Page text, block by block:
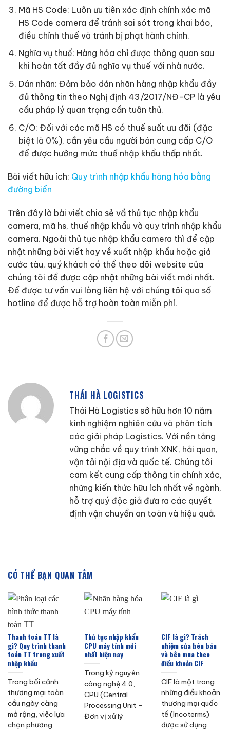
Mã HS Code: Luôn ưu tiên xác định chính xác mã
HS Code camera để tránh sai sót trong khai báo,
điều chỉnh thuế và tránh bị phạt hành chính.
Nghĩa vụ thuế: Hàng hóa chỉ được thông quan sau
khi hoàn tất đầy đủ nghĩa vụ thuế với nhà nước.
Dán nhãn: Đảm bảo dán nhãn hàng nhập khẩu đầy
đủ thông tin theo Nghị định 43/2017/NĐ-CP là yêu
cầu pháp lý quan trọng cần tuân thủ.
C/O: Đối với các mã HS có thuế suất ưu đãi (đặc
biệt là 0%), cần yêu cầu người bán cung cấp C/O
để được hưởng mức thuế nhập khẩu thấp nhất.
Bài viết hữu ích: Quy trình nhập khẩu hàng hóa bằng
đường biển
Trên đây là bài viết chia sẻ vầ thủ tục nhập khẩu
camera, mã hs, thuế nhập khẩu và quy trình nhập khẩu
camera. Ngoài thủ tục nhập khẩu camera thì để cập
nhật những bài viết hay về xuất nhập khẩu hoặc giá
cước tàu, quý khách có thể theo dõi website của
chúng tôi để được cập nhật những bài viết mới nhất.
Để được tư vấn vui lòng liên hệ với chúng tôi qua số
hotline để được hỗ trợ hoàn toàn miễn phí.
THÁI HÀ LOGISTICS
Thái Hà Logistics sở hữu hơn 10 năm
kinh nghiệm nghiên cứu và phân tích
các giải pháp Logistics. Với nền tảng
vững chắc về quy trình XNK, hải quan,
vận tải nội địa và quốc tế. Chúng tôi
cam kết cung cấp thông tin chính xác,
những kiến thức hữu ích nhất về ngành,
hỗ trợ quý độc giả đưa ra các quyết
định vận chuyển an toàn và hiệu quả.
CÓ THỂ BẠN QUAN TÂM
Thanh toán TT là
gì? Quy trình thanh
toán TT trong xuất
nhập khẩu
Trong bối cảnh
thương mại toàn
cầu ngày càng
mở rộng, việc lựa
chọn phương
Thủ tục nhập khẩu
CPU máy tính mới
nhất hiện nay
Trong kỷ nguyên
công nghệ 4.0,
CPU (Central
Processing Unit –
Đơn vị xử lý
CIF là gì? Trách
nhiệm của bên bán
và bên mua theo
điều khoản CIF
CIF là một trong
những điều khoản
thương mại quốc
tế (Incoterms)
được sử dụng